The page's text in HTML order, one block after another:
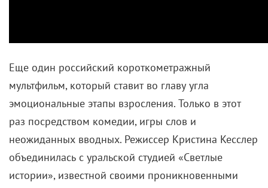
Еще один российский короткометражный
мультфильм, который ставит во главу угла
эмоциональные этапы взросления. Только в этот
раз посредством комедии, игры слов и
неожиданных вводных. Режиссер Кристина Кесслер
объединилась с уральской студией «Светлые
истории», известной своими проникновенными